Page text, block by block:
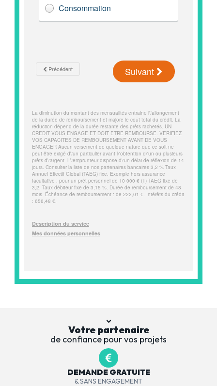
Votre partenaire
de confiance pour vos projets
DEMANDE GRATUITE
& SANS ENGAGEMENT